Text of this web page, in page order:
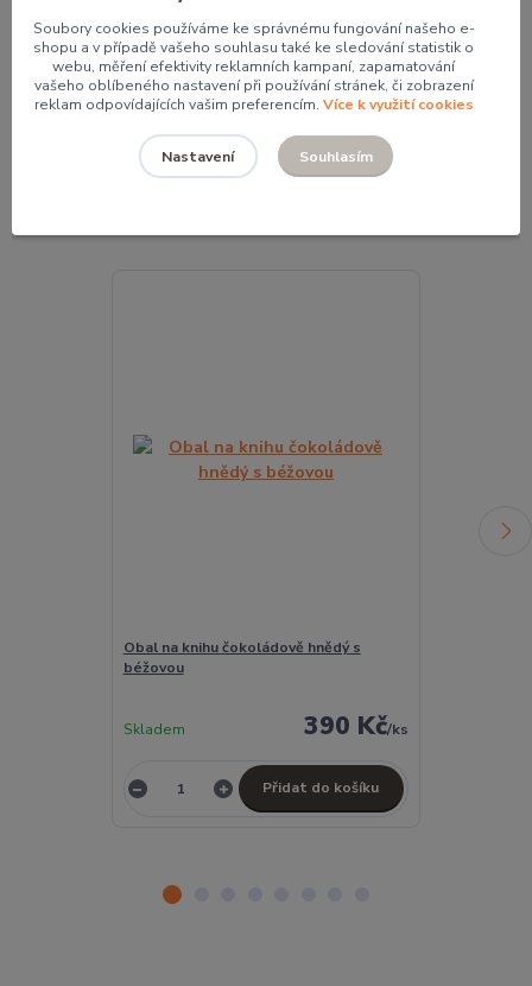
Mgr. Pavlína Kordíková
+420 774 062 005
pavla@pocketdesign.cz
Obal na knihu čokoládově hnědý s
béžovou
390 Kč/ks
Skladem
Přidat do košíku
Soubory cookies používáme ke správnému fungování našeho e-
shopu a v případě vašeho souhlasu také ke sledování statistik o
webu, měření efektivity reklamních kampaní, zapamatování
vašeho oblíbeného nastavení při používání stránek, či zobrazení
reklam odpovídajících vašim preferencím. Více k využití cookies
Nastavení Souhlasím